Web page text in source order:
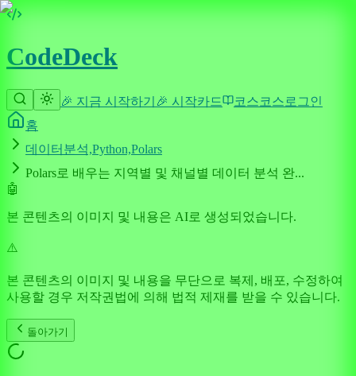
CodeDeck
🎉 지금 시작하기 🎉 시작카드 코스코스 로그인
홈
데이터분석,Python,Polars
Polars로 배우는 지역별 및 채널별 데이터 분석 완...
🤖
본 콘텐츠의 이미지 및 내용은 AI로 생성되었습니다.
⚠️
본 콘텐츠의 이미지 및 내용을 무단으로 복제, 배포, 수정하여
사용할 경우 저작권법에 의해 법적 제재를 받을 수 있습니다.
돌아가기